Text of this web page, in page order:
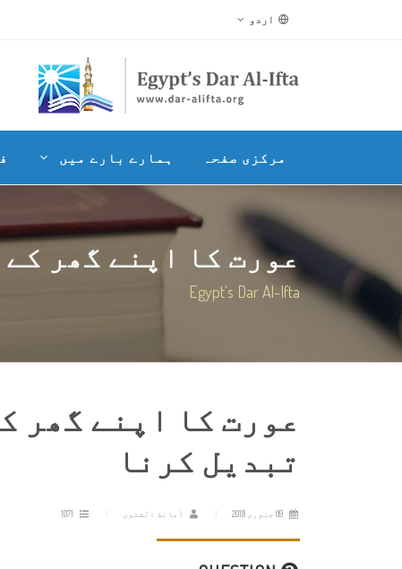
اردو
مرکزی صفحہ ہمارے بارے میں
عورت کا اپنے گھر کے
Egypt's Dar Al-Ifta
عورت کا اپنے گھر
تبدیل کرنا
أمانة الفتوى